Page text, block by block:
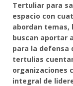
Tertuliar para
espacio con
abordan
buscan aportar
para la defensa
tertulias
organizaciones
integral de